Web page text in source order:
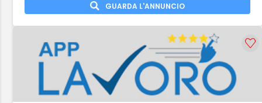
GUARDA L'ANNUNCIO